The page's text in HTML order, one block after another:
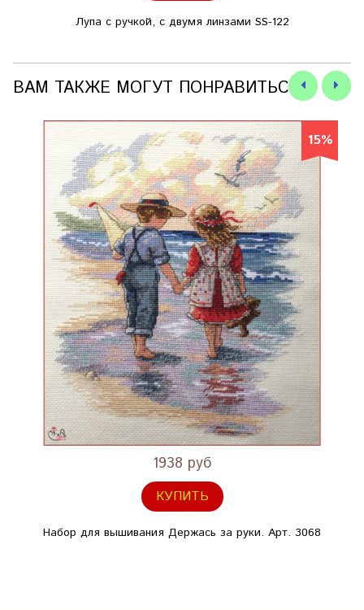
Лупа с ручкой, с двумя линзами SS-122
ВАМ ТАКЖЕ МОГУТ ПОНРАВИТЬСЯ
15%
1938 руб
КУПИТЬ
Набор для вышивания Держась за руки. Арт. 3068